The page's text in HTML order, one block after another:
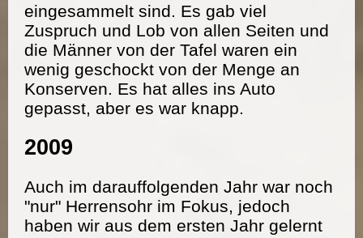
eingesammelt sind. Es gab viel
Zuspruch und Lob von allen Seiten und
die Männer von der Tafel waren ein
wenig geschockt von der Menge an
Konserven. Es hat alles ins Auto
gepasst, aber es war knapp.
2009
Auch im darauffolgenden Jahr war noch
"nur" Herrensohr im Fokus, jedoch
haben wir aus dem ersten Jahr gelernt